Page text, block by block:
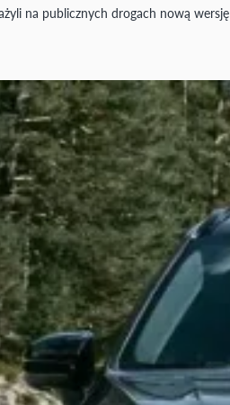
na publicznych drogach nową